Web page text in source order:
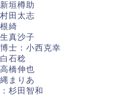
垣樽助
田太志
綺
真沙子
士：小西克幸
石稔
橋伸也
まりあ
杉田智和